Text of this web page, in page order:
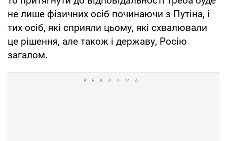
не лише фізичних осіб починаючи з Путіна, і
тих осіб, які сприяли цьому, які схвалювали
це рішення, але також і державу, Росію
загалом.